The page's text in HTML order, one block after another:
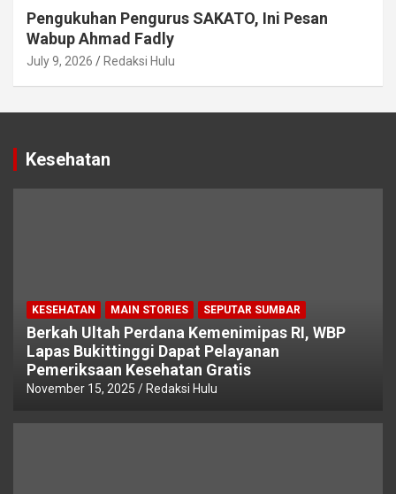
Pengukuhan Pengurus SAKATO, Ini Pesan
Wabup Ahmad Fadly
July 9, 2026 Redaksi Hulu
Kesehatan
KESEHATAN MAIN STORIES SEPUTAR SUMBAR
Berkah Ultah Perdana Kemenimipas RI, WBP
Lapas Bukittinggi Dapat Pelayanan
Pemeriksaan Kesehatan Gratis
November 15, 2025 Redaksi Hulu